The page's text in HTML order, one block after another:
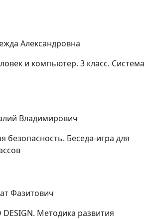
Александровна
и компьютер. 3 класс. Система
Владимирович
Беседа-игра для
Фазитович
Методика развития